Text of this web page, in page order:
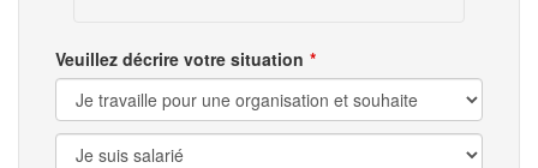
Veuillez décrire votre situation